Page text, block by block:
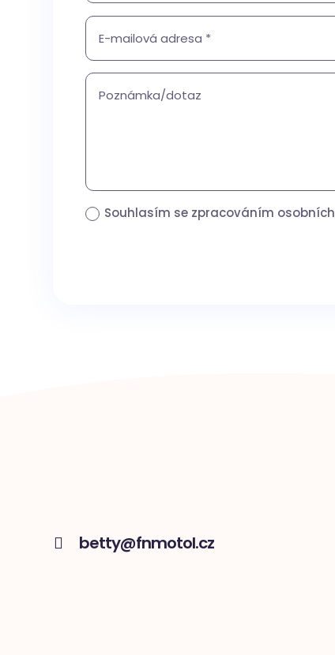
Souhlasím se zpracováním
 betty@fnmotol.cz